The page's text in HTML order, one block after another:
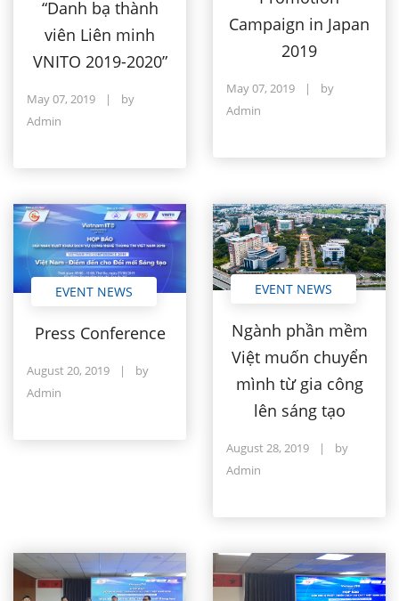
“Danh bạ thành
viên Liên minh
VNITO 2019-2020”
May 07, 2019 |
by
Admin
Campaign in Japan
2019
May 07, 2019 |
by
Admin
EVENT NEWS
Press Conference
August 20, 2019 |
by
Admin
EVENT NEWS
Ngành phần mềm
Việt muốn chuyển
mình từ gia công
lên sáng tạo
August 28, 2019 |
by
Admin